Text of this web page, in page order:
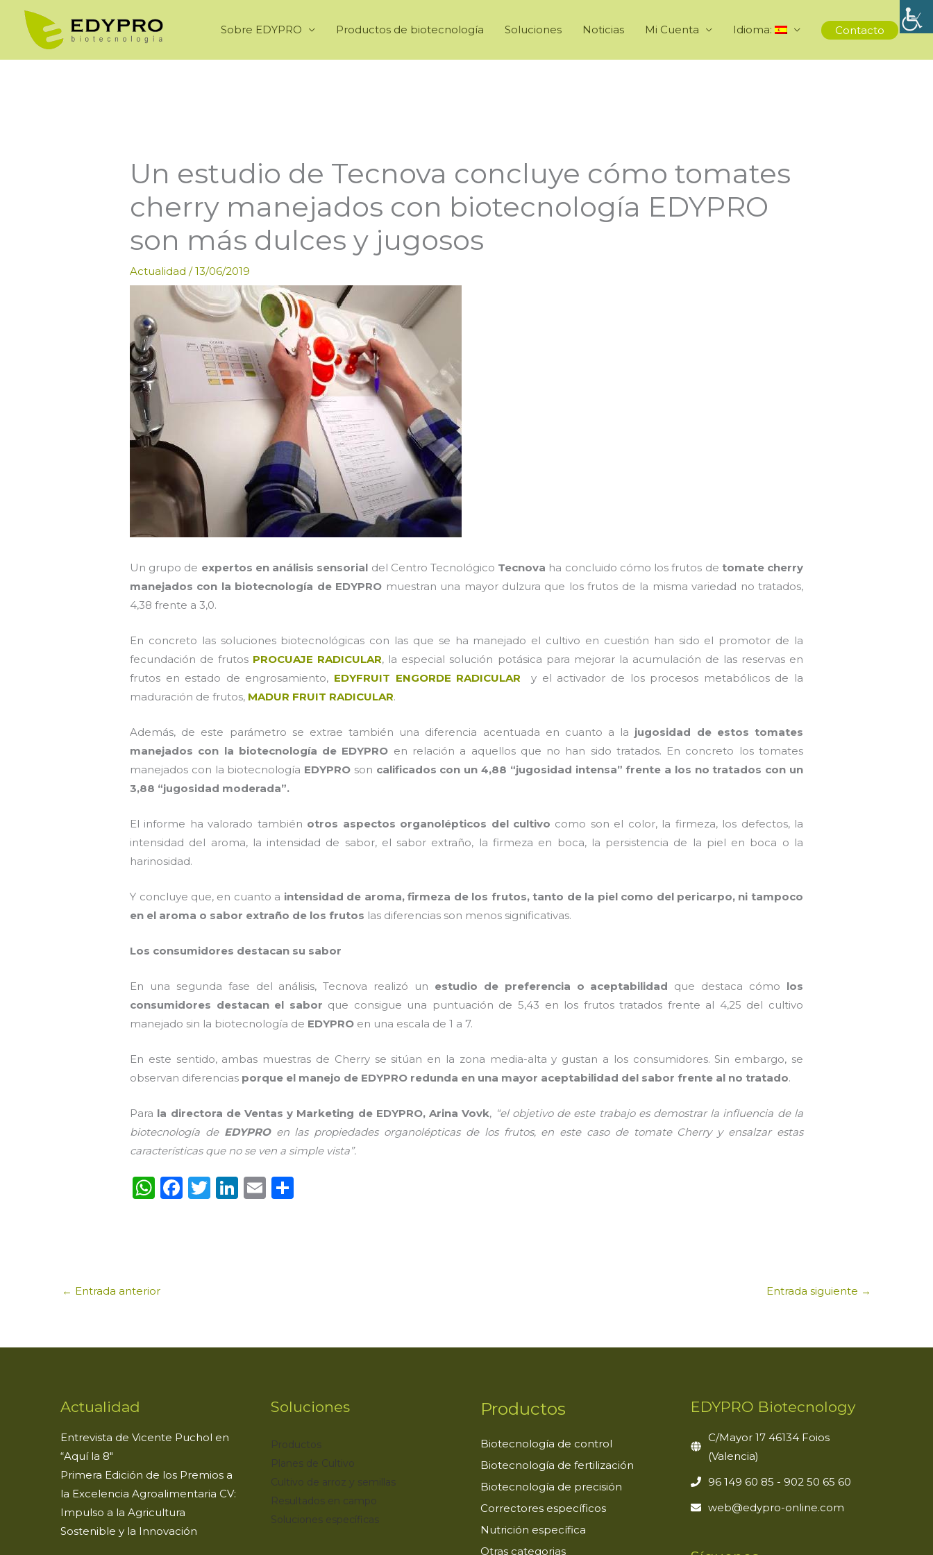
contenido
Sobre EDYPRO Productos de biotecnología Soluciones Noticias Mi Cuenta Idioma: Contacto
Un estudio de Tecnova concluye cómo tomates
cherry manejados con biotecnología EDYPRO
son más dulces y jugosos
Actualidad /13/06/2019
Un grupo de expertos en análisis sensorial del Centro Tecnológico Tecnova ha concluido cómo los frutos de tomate cherry
manejados con la biotecnología de EDYPRO muestran una mayor dulzura que los frutos de la misma variedad no tratados,
4,38 frente a 3,0.
En concreto las soluciones biotecnológicas con las que se ha manejado el cultivo en cuestión han sido el promotor de la
fecundación de frutos PROCUAJE RADICULAR, la especial solución potásica para mejorar la acumulación de las reservas en
frutos en estado de engrosamiento, EDYFRUIT ENGORDE RADICULAR y el activador de los procesos metabólicos de la
maduración de frutos, MADUR FRUIT RADICULAR.
Además, de este parámetro se extrae también una diferencia acentuada en cuanto a la jugosidad de estos tomates
manejados con la biotecnología de EDYPRO en relación a aquellos que no han sido tratados. En concreto los tomates
manejados con la biotecnología EDYPRO son calificados con un 4,88 “jugosidad intensa” frente a los no tratados con un
3,88 “jugosidad moderada”.
El informe ha valorado también otros aspectos organolépticos del cultivo como son el color, la firmeza, los defectos, la
intensidad del aroma, la intensidad de sabor, el sabor extraño, la firmeza en boca, la persistencia de la piel en boca o la
harinosidad.
Y concluye que, en cuanto a intensidad de aroma, firmeza de los frutos, tanto de la piel como del pericarpo, ni tampoco
en el aroma o sabor extraño de los frutos las diferencias son menos significativas.
Los consumidores destacan su sabor
En una segunda fase del análisis, Tecnova realizó un estudio de preferencia o aceptabilidad que destaca cómo los
consumidores destacan el sabor que consigue una puntuación de 5,43 en los frutos tratados frente al 4,25 del cultivo
manejado sin la biotecnología de EDYPRO en una escala de 1 a 7.
En este sentido, ambas muestras de Cherry se sitúan en la zona media-alta y gustan a los consumidores. Sin embargo, se
observan diferencias porque el manejo de EDYPRO redunda en una mayor aceptabilidad del sabor frente al no tratado.
Para la directora de Ventas y Marketing de EDYPRO, Arina Vovk, “el objetivo de este trabajo es demostrar la influencia de la
biotecnología de EDYPROen las propiedades organolépticas de los frutos, en este caso de tomate Cherry y ensalzar estas
características que no se ven a simple vista”.
W
p
F
k
T
Li E
← Entrada anterior Entrada siguiente →
Actualidad
Entrevista de Vicente Puchol en
“Aquí la 8″
Primera Edición de los Premios a
la Excelencia Agroalimentaria CV:
Impulso a la Agricultura
Sostenible y la Innovación
Soluciones
Productos
Planes de Cultivo
Cultivo de arroz y semillas
Resultados en campo
Soluciones específicas
Productos
Biotecnología de control
Biotecnología de fertilización
Biotecnología de precisión
Correctores específicos
Nutrición específica
Otras categorias
EDYPRO Biotecnology
C/Mayor 17 46134 Foios
(Valencia)
96 149 60 85 - 902 50 65 60
web@edypro-online.com